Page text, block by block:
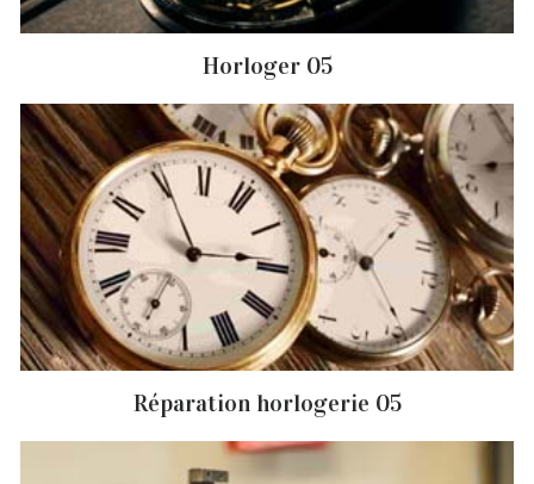
Horloger 05
Réparation horlogerie 05